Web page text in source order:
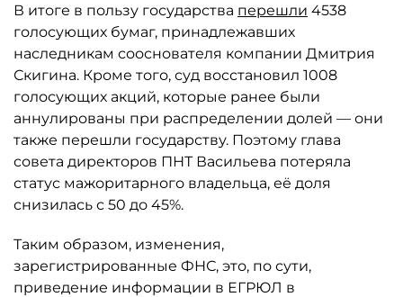
В итоге в пользу государства перешли 4538
голосующих бумаг, принадлежавших
наследникам сооснователя компании Дмитрия
Скигина. Кроме того, суд восстановил 1008
голосующих акций, которые ранее были
аннулированы при распределении долей — они
также перешли государству. Поэтому глава
совета директоров ПНТ Васильева потеряла
статус мажоритарного владельца, её доля
снизилась с 50 до 45%.
Таким образом, изменения,
зарегистрированные ФНС, это, по сути,
приведение информации в ЕГРЮЛ в